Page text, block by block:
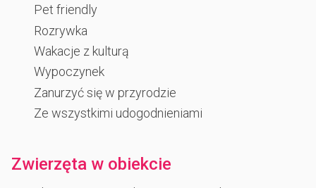
Pet friendly
Rozrywka
Wakacje z kulturą
Wypoczynek
Zanurzyć się w przyrodzie
Ze wszystkimi udogodnieniami
Zwierzęta w obiekcie